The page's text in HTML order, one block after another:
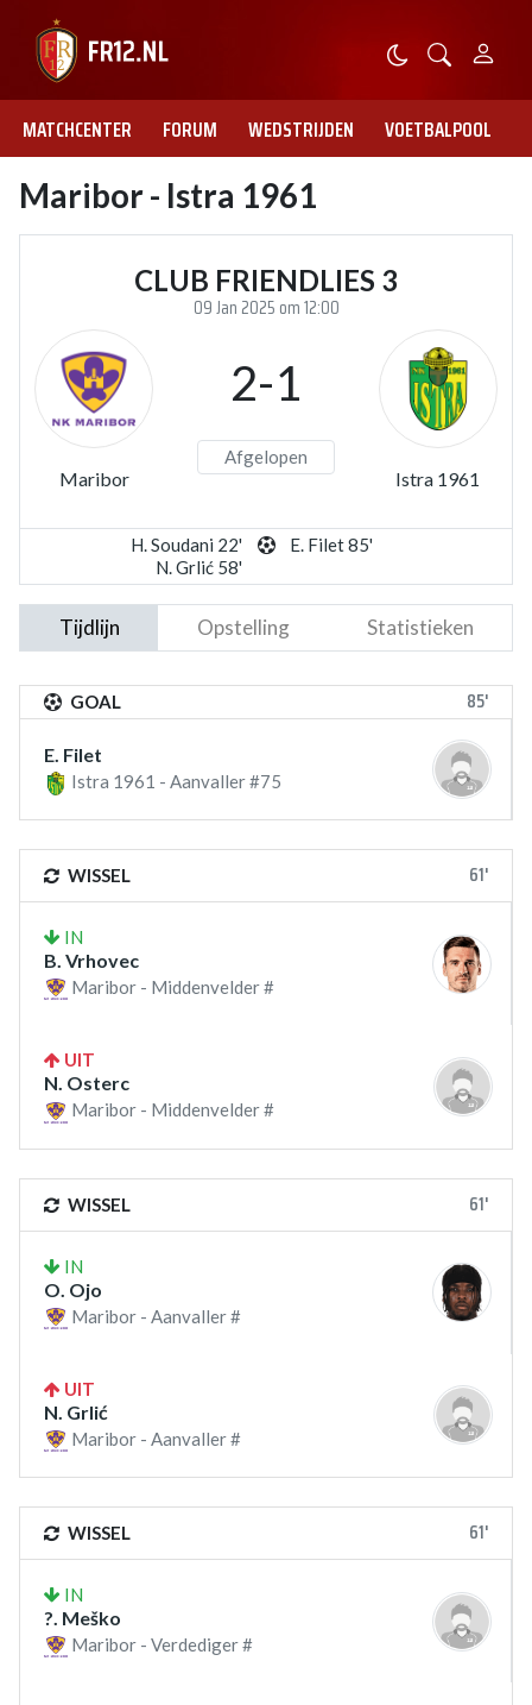
MATCHCENTER FORUM WEDSTRIJDEN VOETBALPOOL
Maribor - Istra 1961
CLUB FRIENDLIES 3
09 Jan 2025 om 12:00
Maribor
2-1
Afgelopen
Istra 1961
H. Soudani 22'
N. Grlić 58'
E. Filet 85'
Tijdlijn Opstelling Statistieken
GOAL 85'
E. Filet
Istra 1961 - Aanvaller #75
WISSEL 61'
IN
B. Vrhovec
Maribor - Middenvelder #
UIT
N. Osterc
Maribor - Middenvelder #
WISSEL 61'
IN
O. Ojo
Maribor - Aanvaller #
UIT
N. Grlić
Maribor - Aanvaller #
WISSEL 61'
IN
?. Meško
Maribor - Verdediger #